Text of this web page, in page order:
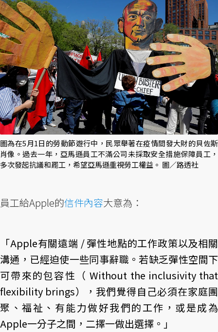
圖為在5月1日的勞動節遊行中，民眾舉著在疫情間發大財的貝佐斯
肖像。過去一年，亞馬遜員工不滿公司未採取安全措施保障員工，
多次發起抗議和罷工，希望亞馬遜重視勞工權益。 圖／路透社
員工給Apple的信件內容大意為：
「Apple有關遠端 / 彈性地點的工作政策以及相關
溝通，已經迫使一些同事辭職。若缺乏彈性空間下
可帶來的包容性（ Without the inclusivity that
flexibility brings），我們覺得自己必須在家庭團
聚、福祉、有能力做好我們的工作，或是成為
Apple一分子之間，二擇一做出選擇。」